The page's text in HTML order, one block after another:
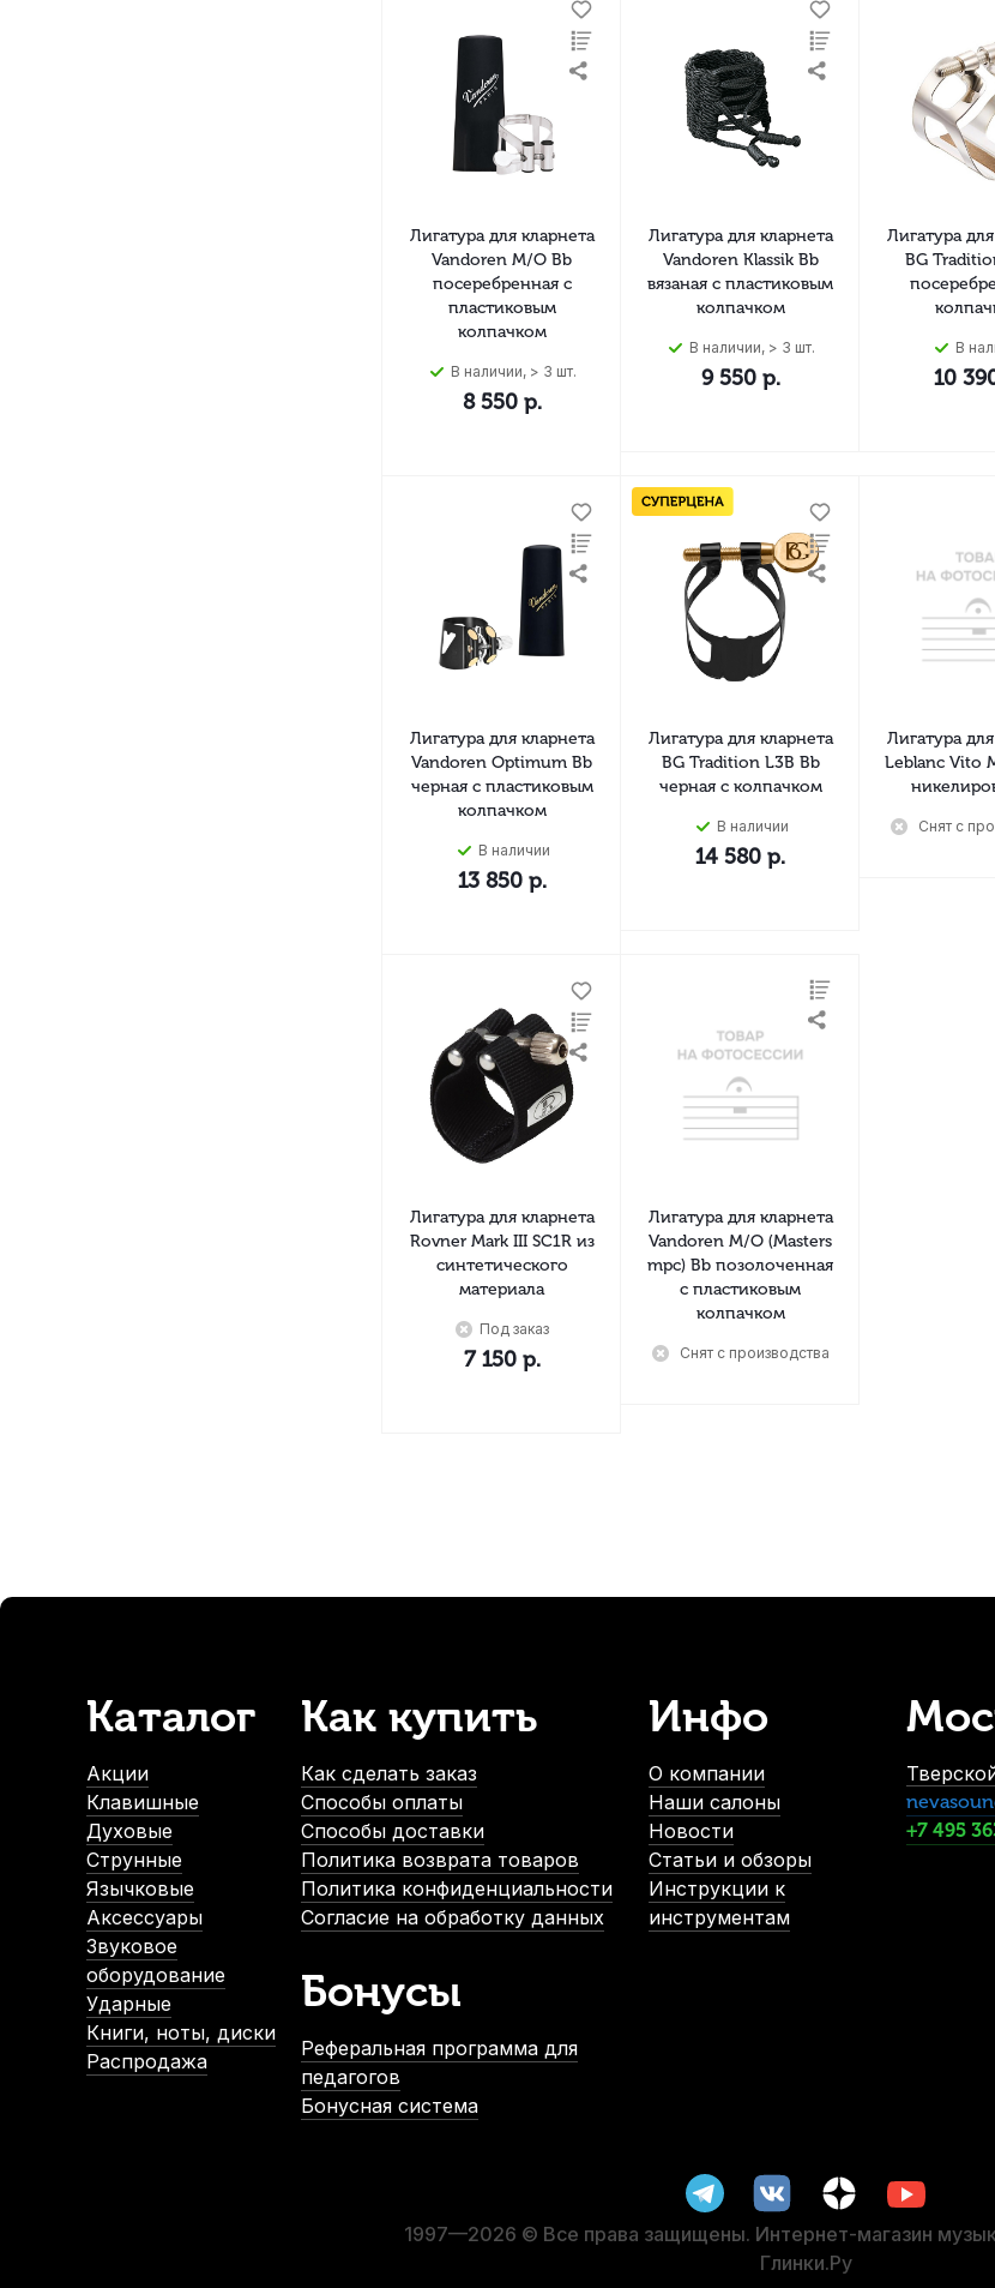
Лигатура для кларнета
Vandoren M/O Bb
посеребренная с
пластиковым
колпачком
В наличии, > 3 шт.
8 550р.
Лигатура для кларнета
Vandoren Klassik Bb
вязаная с пластиковым
колпачком
В наличии, > 3 шт.
9 550р.
Лигатура
BG
В
10
Лигатура для кларнета
Vandoren Optimum Bb
черная с пластиковым
колпачком
В наличии
13 850р.
Лигатура для кларнета
BG Tradition L3B Bb
черная с колпачком
В наличии
14 580 р.
Лигатура
Leblanc Vito
Снят с
Лигатура для кларнета
Rovner Mark III SC1R из
синтетического
материала
Под заказ
7 150р.
Лигатура для кларнета
Vandoren M/O (Masters
mpc) Bb позолоченная
с пластиковым
колпачком
Снят с производства
Каталог
Акции
Клавишные
Духовые
Струнные
Язычковые
Аксессуары
Звуковое
оборудование
Ударные
Книги, ноты, диски
Распродажа
Как купить
Как сделать заказ
Способы оплаты
Способы доставки
Политика возврата товаров
Политика конфиденциальности
Согласие на обработку данных
Бонусы
Реферальная программа для
педагогов
Бонусная система
Инфо
О компании
Наши салоны
Новости
Статьи и обзоры
Инструкции к
инструментам
+7 495
1997—2026 © Все права защищены. Интернет-магазин
Глинки.Ру